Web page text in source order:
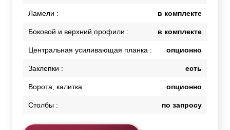
Ламели : в комплекте
Боковой и верхний профили : в комплекте
Центральная усиливающая планка : опционно
Заклепки : есть
Ворота, калитка : опционно
Столбы : по запросу